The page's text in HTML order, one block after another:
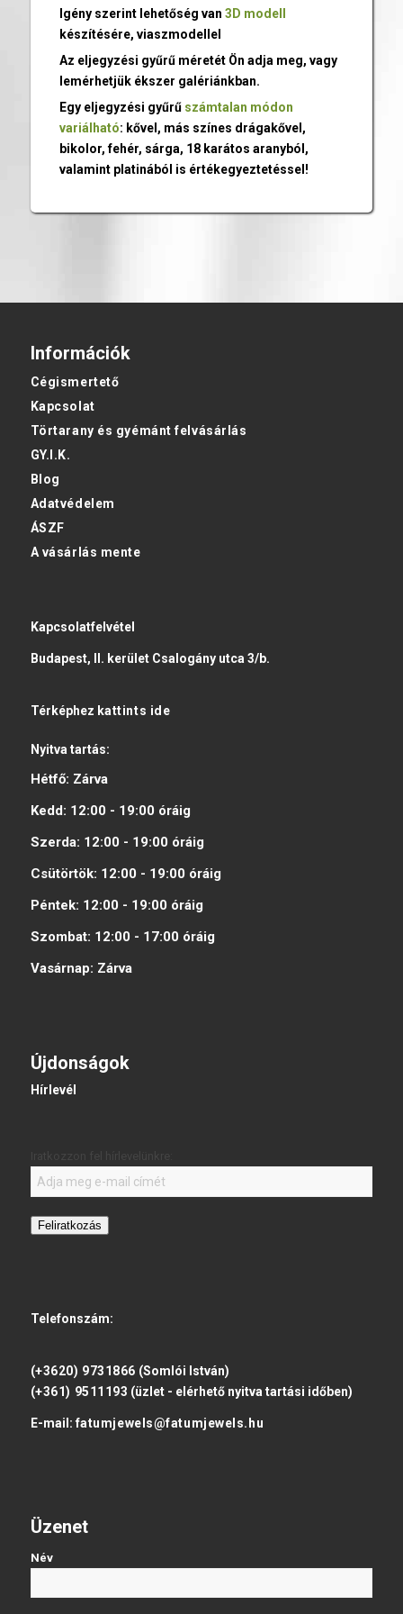
Igény szerint lehetőség van 3D modell
készítésére, viaszmodellel
Az eljegyzési gyűrű méretét Ön adja meg, vagy
lemérhetjük ékszer galériánkban.
Egy eljegyzési gyűrű számtalan módon
variálható: kővel, más színes drágakővel,
bikolor, fehér, sárga, 18 karátos aranyból,
valamint platinából is értékegyeztetéssel!
Információk
Cégismertető
Kapcsolat
Törtarany és gyémánt felvásárlás
GY.I.K.
Blog
Adatvédelem
ÁSZF
A vásárlás mente
Kapcsolatfelvétel
Budapest, II. kerület Csalogány utca 3/b.
Térképhez kattints ide
Nyitva tartás:
Hétfő: Zárva
Kedd: 12:00 - 19:00 óráig
Szerda: 12:00 - 19:00 óráig
Csütörtök: 12:00 - 19:00 óráig
Péntek: 12:00 - 19:00 óráig
Szombat: 12:00 - 17:00 óráig
Vasárnap: Zárva
Újdonságok
Hírlevél
Feliratkozás
Telefonszám:
(+3620) 9731866 (Somlói István)
(+361) 9511193 (üzlet - elérhető nyitva tartási időben)
E-mail: fatumjewels@fatumjewels.hu
Üzenet
Név